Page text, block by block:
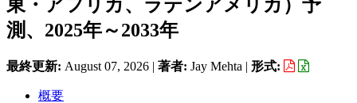
東・アフリカ、ラテンアメリカ）予
測、2025年～2033年
最終更新: August 07, 2026 | 著者: Jay Mehta | 形式:
概要